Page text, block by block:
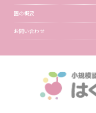
園の概要
お問い合わせ